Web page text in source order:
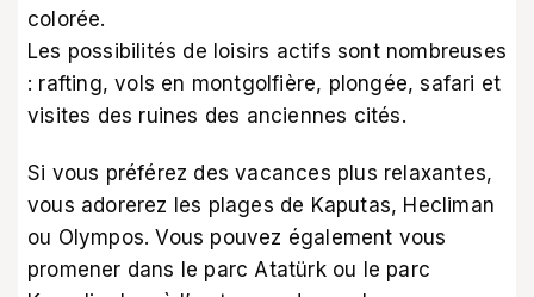
colorée.
Les possibilités de loisirs actifs sont nombreuses
: rafting, vols en montgolfière, plongée, safari et
visites des ruines des anciennes cités.
Si vous préférez des vacances plus relaxantes,
vous adorerez les plages de Kaputas, Hecliman
ou Olympos. Vous pouvez également vous
promener dans le parc Atatürk ou le parc